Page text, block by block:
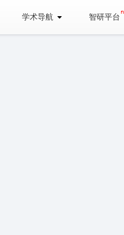
学术导航 智研平台